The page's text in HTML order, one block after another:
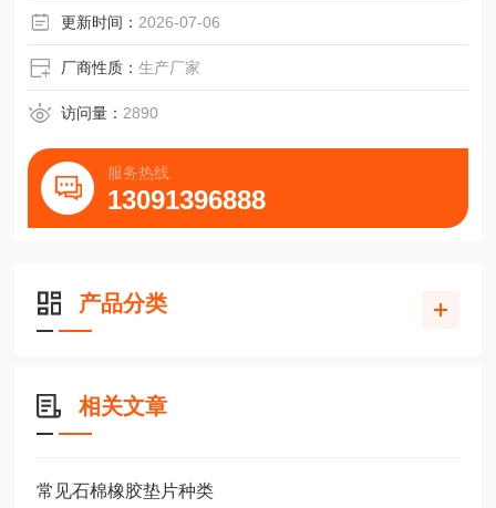
觉得只要相对产品真实价值的合理价格！
更新时间： 2026-07-06
厂商性质：生产厂家
访问量： 2890
服务热线
13091396888
产品分类
相关文章
常见石棉橡胶垫片种类